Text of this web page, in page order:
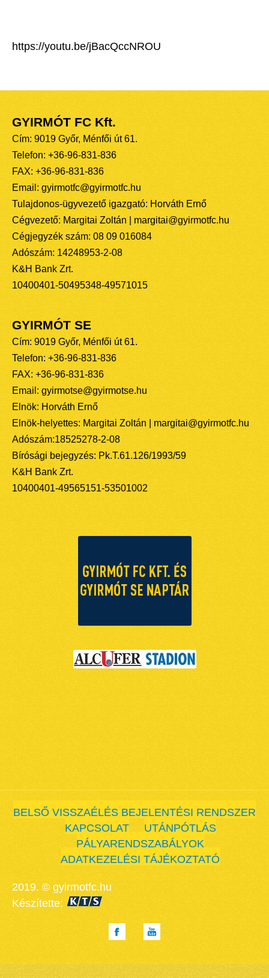
https://youtu.be/jBacQccNROU
GYIRMÓT FC Kft.
Cím: 9019 Győr, Ménfői út 61.
Telefon: +36-96-831-836
FAX: +36-96-831-836
Email: gyirmotfc@gyirmotfc.hu
Tulajdonos-ügyvezető igazgató: Horváth Ernő
Cégvezető: Margitai Zoltán | margitai@gyirmotfc.hu
Cégjegyzék szám: 08 09 016084
Adószám: 14248953-2-08
K&H Bank Zrt.
10400401-50495348-49571015
GYIRMÓT SE
Cím: 9019 Győr, Ménfői út 61.
Telefon: +36-96-831-836
FAX: +36-96-831-836
Email: gyirmotse@gyirmotse.hu
Elnök: Horváth Ernő
Elnök-helyettes: Margitai Zoltán | margitai@gyirmotfc.hu
Adószám:18525278-2-08
Bírósági bejegyzés: Pk.T.61.126/1993/59
K&H Bank Zrt.
10400401-49565151-53501002
BELSŐ VISSZAÉLÉS BEJELENTÉSI RENDSZER
KAPCSOLAT
UTÁNPÓTLÁS
PÁLYARENDSZABÁLYOK
ADATKEZELÉSI TÁJÉKOZTATÓ
2019. © gyirmotfc.hu
Készítette: